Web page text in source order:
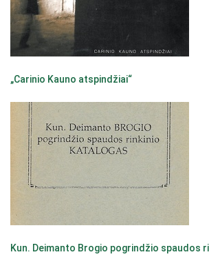
„Carinio Kauno atspindžiai“
Kun. Deimanto Brogio pogrindžio spaudos